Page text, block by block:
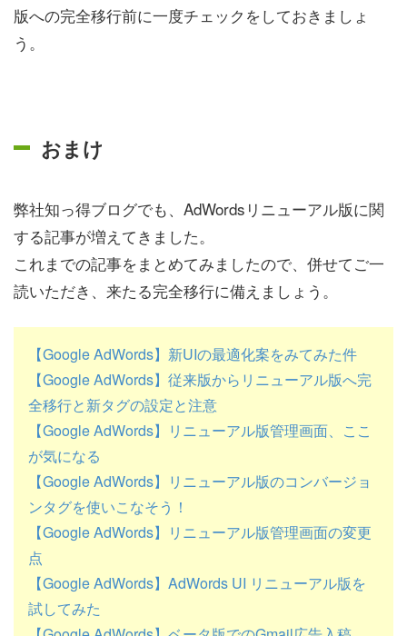
版への完全移行前に一度チェックをしておきましょ
う。
おまけ
弊社知っ得ブログでも、AdWordsリニューアル版に関
する記事が増えてきました。
これまでの記事をまとめてみましたので、併せてご一
読いただき、来たる完全移行に備えましょう。
【Google AdWords】新UIの最適化案をみてみた件
【Google AdWords】従来版からリニューアル版へ完
全移行と新タグの設定と注意
【Google AdWords】リニューアル版管理画面、ここ
が気になる
【Google AdWords】リニューアル版のコンバージョ
ンタグを使いこなそう！
【Google AdWords】リニューアル版管理画面の変更
点
【Google AdWords】AdWords UI リニューアル版を
試してみた